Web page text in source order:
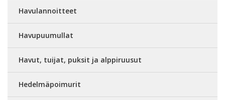
Havulannoitteet
Havupuumullat
Havut, tuijat, puksit ja alppiruusut
Hedelmäpoimurit